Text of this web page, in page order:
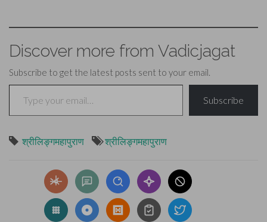
Discover more from Vadicjagat
Subscribe to get the latest posts sent to your email.
Type your email…
Subscribe
श्रीलिङ्गमहापुराण श्रीलिङ्गमहापुराण